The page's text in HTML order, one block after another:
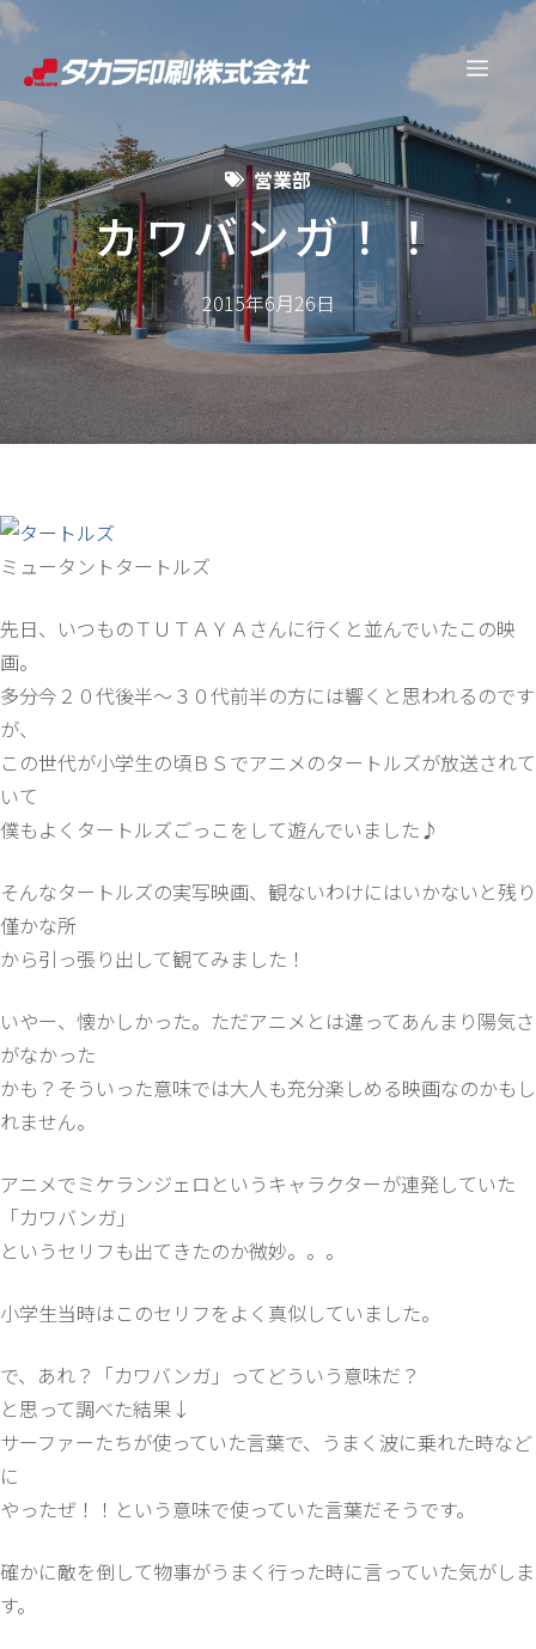
コ
ン
へ
ス
キ
プ
メ
ュ
ー
営業部
カワバンガ！！
2015年6月26日
ミュータントタートルズ
先日、いつものＴＵＴＡＹＡさんに行くと並んでいたこの映
画。
多分今２０代後半～３０代前半の方には響くと思われるのです
が、
この世代が小学生の頃ＢＳでアニメのタートルズが放送されて
いて
僕もよくタートルズごっこをして遊んでいました♪
そんなタートルズの実写映画、観ないわけにはいかないと残り
僅かな所
から引っ張り出して観てみました！
いやー、懐かしかった。ただアニメとは違ってあんまり陽気さ
がなかった
かも？そういった意味では大人も充分楽しめる映画なのかもし
れません。
アニメでミケランジェロというキャラクターが連発していた
「カワバンガ」
というセリフも出てきたのか微妙。。。
小学生当時はこのセリフをよく真似していました。
で、あれ？「カワバンガ」ってどういう意味だ？
と思って調べた結果↓
サーファーたちが使っていた言葉で、うまく波に乗れた時など
に
やったぜ！！という意味で使っていた言葉だそうです。
確かに敵を倒して物事がうまく行った時に言っていた気がしま
す。